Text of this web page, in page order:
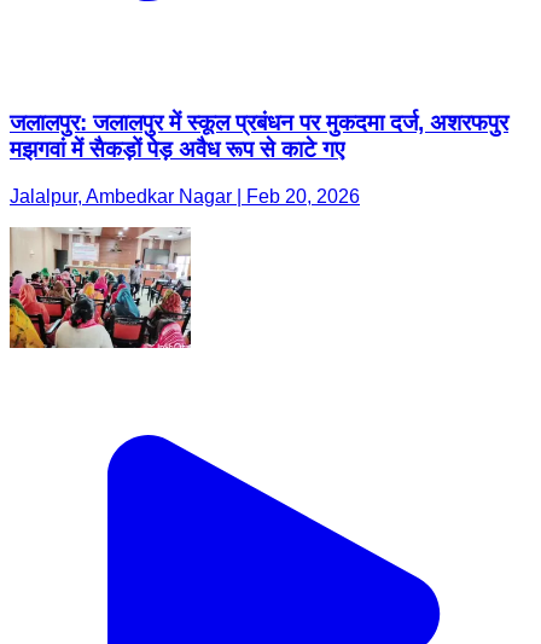
जलालपुर: जलालपुर में स्कूल प्रबंधन पर मुकदमा दर्ज, अशरफपुर
मझगवां में सैकड़ों पेड़ अवैध रूप से काटे गए
Jalalpur, Ambedkar Nagar | Feb 20, 2026